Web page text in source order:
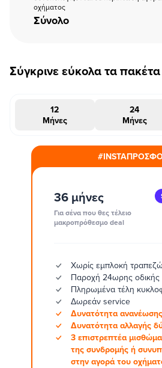
οχήματος
Σύνολο
Σύγκρινε εύκολα τα
12
Μήνες
24
Μήνες
36 μήνες
Για σένα που θες τέλειο
μακροπρόθεσμο deal
Χωρίς εμπλοκή
Παροχή 24ωρης οδικής
Πληρωμένα τέλη
Δωρεάν service
Δυνατότητα
Δυνατότητα αλλαγής
3 επιστρεπτέα
της συνδρομής ή
στην αγορά του